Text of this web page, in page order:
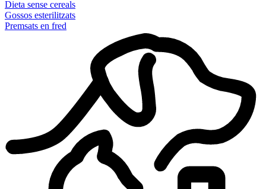
Dieta sense cereals
Gossos esterilitzats
Premsats en fred